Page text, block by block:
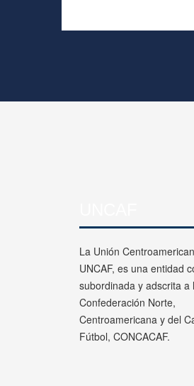
La Unión
UNCAF, es una entidad
subordinada y adscrita a
Confederación Norte,
Centroamericana y del
Fútbol, CONCACAF.